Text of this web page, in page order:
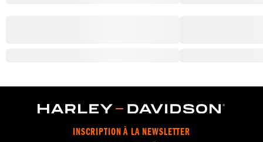
INSCRIPTION À LA NEWSLETTER